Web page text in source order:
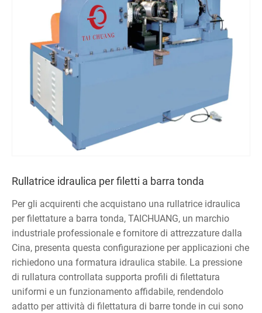
Rullatrice idraulica per filetti a barra tonda
Per gli acquirenti che acquistano una rullatrice idraulica
per filettature a barra tonda, TAICHUANG, un marchio
industriale professionale e fornitore di attrezzature dalla
Cina, presenta questa configurazione per applicazioni che
richiedono una formatura idraulica stabile. La pressione
di rullatura controllata supporta profili di filettatura
uniformi e un funzionamento affidabile, rendendolo
adatto per attività di filettatura di barre tonde in cui sono